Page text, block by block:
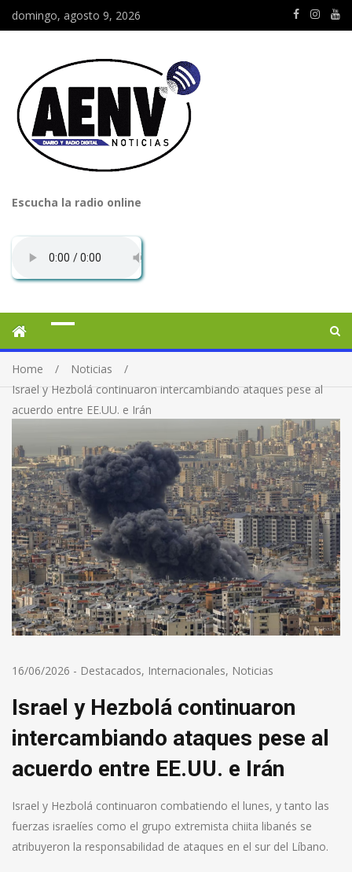
domingo, agosto 9, 2026
Escucha la radio online
Home
Noticias
Israel y Hezbolá continuaron intercambiando ataques pese al
acuerdo entre EE.UU. e Irán
16/06/2026 - Destacados, Internacionales, Noticias
Israel y Hezbolá continuaron
intercambiando ataques pese al
acuerdo entre EE.UU. e Irán
Israel y Hezbolá continuaron combatiendo el lunes, y tanto las
fuerzas israelíes como el grupo extremista chiita libanés se
atribuyeron la responsabilidad de ataques en el sur del Líbano.